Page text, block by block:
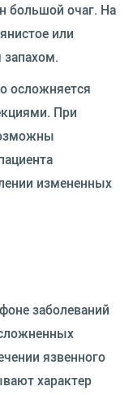
большой очаг. На
или
осложняется
При
измененных
заболеваний
язвенного
характер